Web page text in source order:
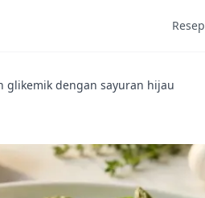
Resep
glikemik dengan sayuran hijau